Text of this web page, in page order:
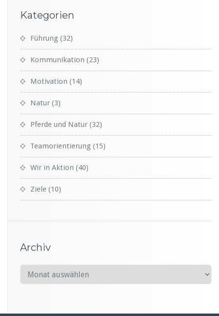
Kategorien
Führung (32)
Kommunikation (23)
Motivation (14)
Natur (3)
Pferde und Natur (32)
Teamorientierung (15)
Wir in Aktion (40)
Ziele (10)
Archiv
r